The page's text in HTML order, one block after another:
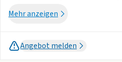
Der Deal ist ausschliesslich für
Mehr anzeigen
Angebot melden